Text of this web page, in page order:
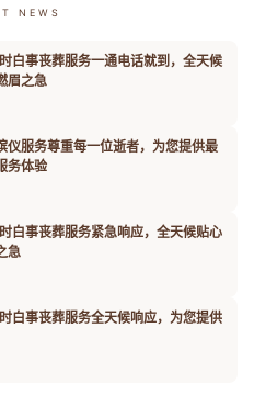
NEWS
白事丧葬服务一通电话就到，全天候
眉之急
仪服务尊重每一位逝者，为您提供最
务体验
白事丧葬服务紧急响应，全天候贴心
急
白事丧葬服务全天候响应，为您提供